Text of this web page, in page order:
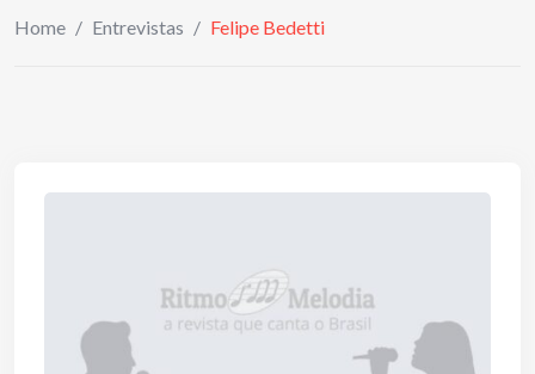
Home / Entrevistas / Felipe Bedetti